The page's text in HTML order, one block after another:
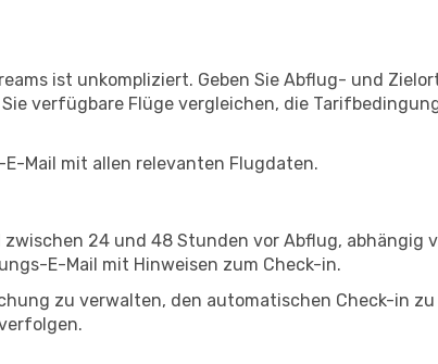
ist unkompliziert. Geben Sie Abflug- und
verfügbare Flüge vergleichen, die
Mail mit allen relevanten Flugdaten.
24 und 48 Stunden vor Abflug, abhängig
E-Mail mit Hinweisen zum Check-in.
zu verwalten, den automatischen Check-in